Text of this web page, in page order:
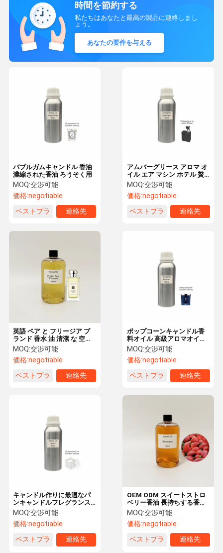
に つい て
工場ツアー 品質管理 ニュース
時間を節約する
私たちはあなたと最高の製品に連絡しまし
ょう。
あなたの要件を与える
アムバーグリース アロマ オ
イル エア マシン ホテル 贅
沢な香油
MOQ:交渉可能
価格:negotiable
ベストプラ
連絡先
バブルガムキャンドル 香油
濃縮された香油 ろうそく用
MOQ:交渉可能
価格:negotiable
ベストプラ
連絡先
ポップコーンキャンドル香
料オイル 高級アロマオイル
キャンドル作りに
MOQ:交渉可能
価格:negotiable
ベストプラ
連絡先
英語 ペア と フリージア ブ
ランド 香水 油 清潔 な 空気
の ため に 持久 する 精油
MOQ:交渉可能
価格:negotiable
ベストプラ
連絡先
OEM ODM スイートストロ
ベリー香油 長持ちする香り
散布油
MOQ:交渉可能
価格:negotiable
ベストプラ
連絡先
キャンドル作りに最適なパ
ンキャンドルフレグランス
オイルと石鹸作り
MOQ:交渉可能
価格:negotiable
ベストプラ
連絡先